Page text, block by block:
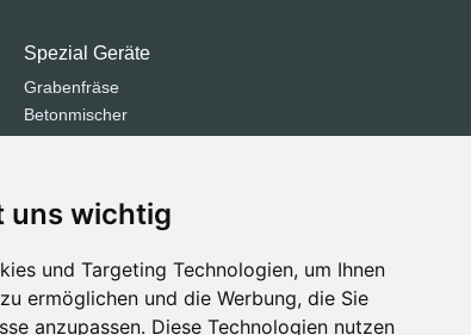
uns wichtig
und Targeting Technologien, um Ihnen
ermöglichen und die Werbung, die Sie
anzupassen. Diese Technologien nutzen
Spezial Geräte
Grabenfräse
Betonmischer
Kommunaltechnik
Straßenfertiger
Brechanlagen
Kehrmaschinen